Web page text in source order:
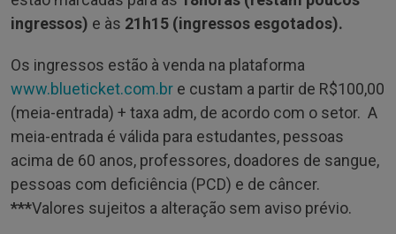
ingressos) e às 21h15 (ingressos esgotados).
Os ingressos estão à venda na plataforma
www.blueticket.com.br e custam a partir de R$100,00
(meia-entrada) + taxa adm, de acordo com o setor. A
meia-entrada é válida para estudantes, pessoas
acima de 60 anos, professores, doadores de sangue,
pessoas com deficiência (PCD) e de câncer.
***Valores sujeitos a alteração sem aviso prévio.